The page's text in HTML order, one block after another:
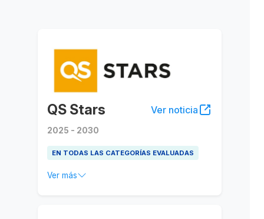
QS Stars Ver noticia
2025 - 2030
EN TODAS LAS CATEGORÍAS EVALUADAS
Ver más